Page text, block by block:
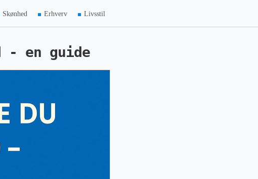
Skønhed Erhverv Livsstil
- en guide